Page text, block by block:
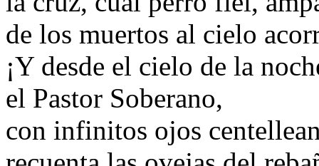
de los muertos al cielo
¡Y desde el cielo de la
el Pastor Soberano,
con infinitos ojos